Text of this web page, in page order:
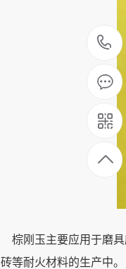
棕刚玉主要应用于磨具
砖等耐火材料的生产中。